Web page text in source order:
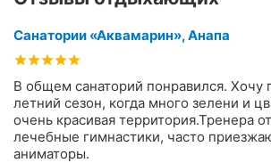
Санатории «Аквамарин», Анапа
В общем санаторий понравился. Хочу
летний сезон, когда много зелени и
очень красивая территория.Тренера
лечебные гимнастики, часто
аниматоры.